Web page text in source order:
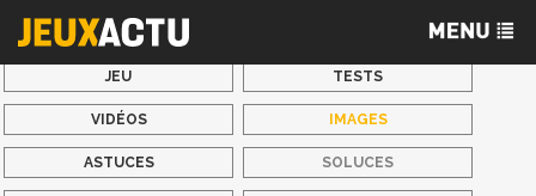
JEU TESTS
VIDÉOS IMAGES
ASTUCES SOLUCES